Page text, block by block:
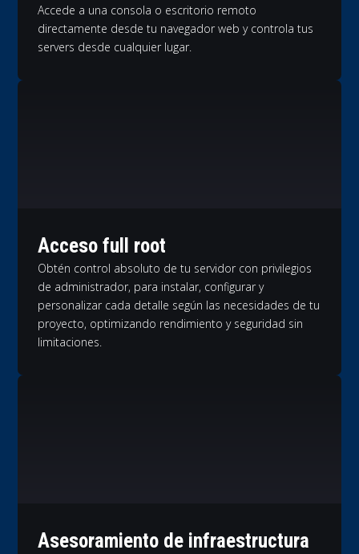
Accede a una consola o escritorio remoto
directamente desde tu navegador web y controla tus
servers desde cualquier lugar.
Acceso full root
Obtén control absoluto de tu servidor con privilegios
de administrador, para instalar, configurar y
personalizar cada detalle según las necesidades de tu
proyecto, optimizando rendimiento y seguridad sin
limitaciones.
Asesoramiento de infraestructura